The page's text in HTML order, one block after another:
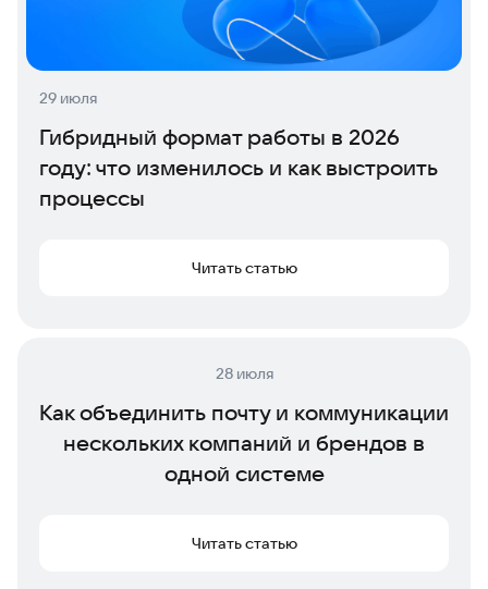
29 июля
Гибридный формат работы в 2026
году: что изменилось и как выстроить
процессы
Читать статью
28 июля
Как объединить почту и коммуникации
нескольких компаний и брендов в
одной системе
Читать статью